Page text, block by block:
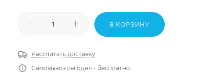
В КОРЗИНУ
Рассчитать доставку
Самовывоз сегодня - бесплатно